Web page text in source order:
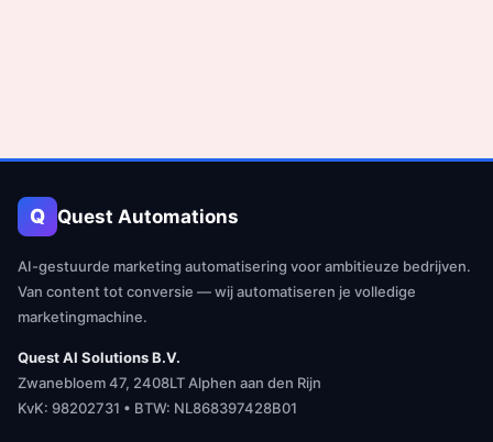
Q Quest Automations
AI-gestuurde marketing automatisering voor ambitieuze bedrijven.
Van content tot conversie — wij automatiseren je volledige
marketingmachine.
Quest AI Solutions B.V.
Zwanebloem 47, 2408LT Alphen aan den Rijn
KvK: 98202731 • BTW: NL868397428B01